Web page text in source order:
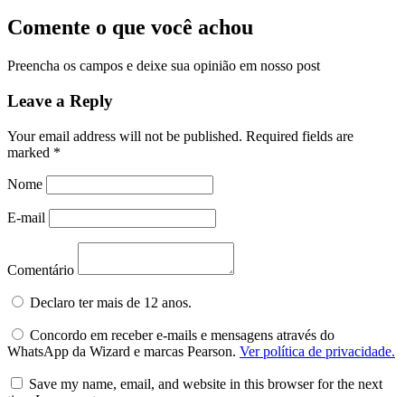
Comente o que você achou
Preencha os campos e deixe sua opinião em nosso post
Leave a Reply
Your email address will not be published. Required fields are
marked *
Nome
E-mail
Comentário
Declaro ter mais de 12 anos.
Concordo em receber e-mails e mensagens através do
WhatsApp da Wizard e marcas Pearson. Ver política de privacidade.
Save my name, email, and website in this browser for the next